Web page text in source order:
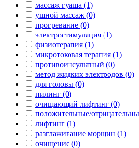
массаж гуаша (1)
ушной массаж (0)
прогревание (0)
электростимуляция (1)
физиотерапия (1)
микротоковая терапия (1)
противоинсультный (0)
метод жидких электродов (0)
для головы (0)
пилинг (0)
очищающий лифтинг (0)
положительные/
лифтинг (1)
разглаживание морщин (1)
очищение (0)